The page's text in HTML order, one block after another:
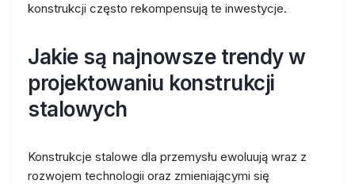
konstrukcji często rekompensują te inwestycje.
Jakie są najnowsze trendy w
projektowaniu konstrukcji
stalowych
Konstrukcje stalowe dla przemysłu ewoluują wraz z
rozwojem technologii oraz zmieniającymi się